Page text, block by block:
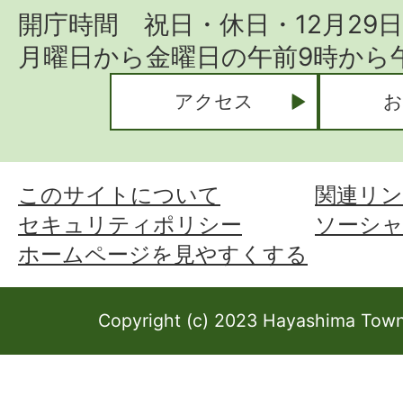
開庁時間 祝日・休日・12月29
月曜日から金曜日の午前9時か
アクセス
このサイトについて
関連リ
セキュリティポリシー
ソーシ
ホームページを見やすくする
Copyright (c) 2023 Hayashima